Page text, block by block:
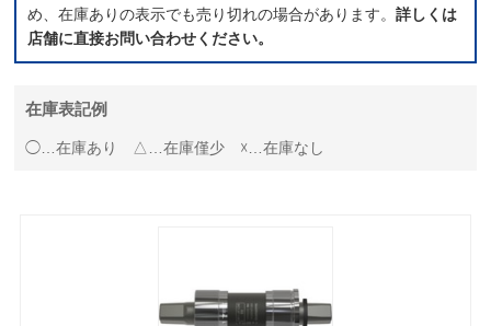
め、在庫ありの表示でも売り切れの場合があります。詳しくは
店舗に直接お問い合わせください。
在庫表記例
◯…在庫あり △…在庫僅少 ☓…在庫なし